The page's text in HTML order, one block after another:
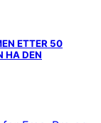
ETTER 50
HA DEN